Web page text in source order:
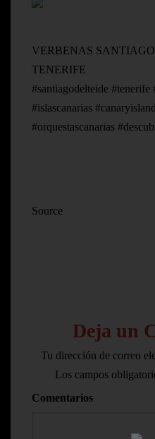
VERBENAS
TENERIFE
#santiagodelteide
#islascanarias
#orquestascanarias
Source
Deja un
Tu dirección de correo
Los campos
Comentarios